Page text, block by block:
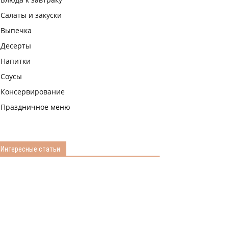
Салаты и закуски
Выпечка
Десерты
Напитки
Соусы
Консервирование
Праздничное меню
Интересные статьи